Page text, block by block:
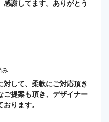
感謝してます。ありがとう
み
対して、柔軟にご対応頂き
ご提案も頂き、デザイナー
ります。